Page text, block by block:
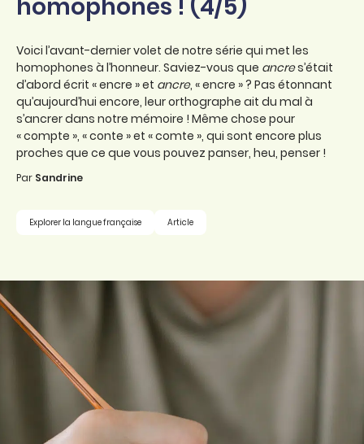
homophones ! (4/5)
Voici l’avant-dernier volet de notre série qui met les
homophones à l’honneur. Saviez-vous que ancres’était
d’abord écrit « encre » et ancre, « encre » ? Pas étonnant
qu’aujourd’hui encore, leur orthographe ait du mal à
s’ancrer dans notre mémoire ! Même chose pour
« compte », « conte » et « comte », qui sont encore plus
proches que ce que vous pouvez panser, heu, penser !
Par Sandrine
Explorer la langue française Article